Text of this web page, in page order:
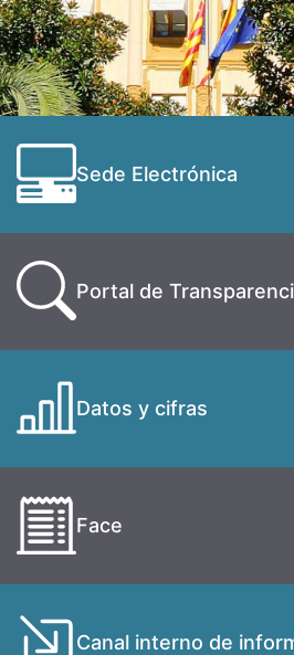
Sede Electrónica
Portal de
Datos y cifras
Face
Canal interno de